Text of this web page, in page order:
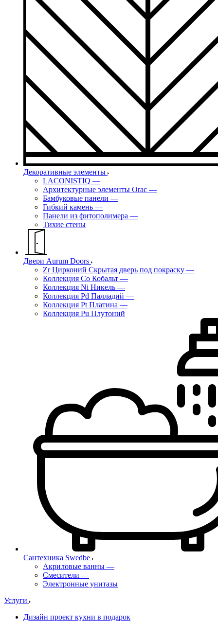
Декоративные элементы
LACONISTIQ —
Архитектурные элементы Orac —
Бамбуковые панели —
Гибкий камень —
Панели из фитополимера —
Тихие стены
Двери Aurum Doors
Zr Цирконий Скрытая дверь под покраску —
Коллекция Co Кобальт —
Коллекция Ni Никель —
Коллекция Pd Палладий —
Коллекция Pt Платина —
Коллекция Pu Плутоний
Сантехника Swedbe
Акриловые ванны —
Смесители —
Электронные унитазы
Услуги
Дизайн проект кухни в подарок